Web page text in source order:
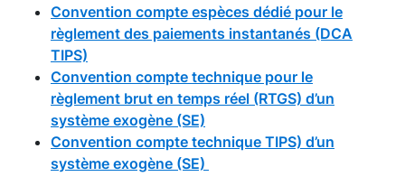
Convention compte espèces dédié pour le
règlement des paiements instantanés (DCA
TIPS)
Convention compte technique pour le
règlement brut en temps réel (RTGS) d’un
système exogène (SE)
Convention compte technique TIPS) d’un
système exogène (SE)